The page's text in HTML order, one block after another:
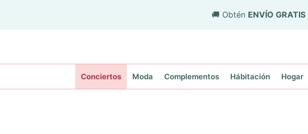
🚚 Obtén ENVÍO GRATIS
Conciertos Moda Complementos Hábitación Hogar